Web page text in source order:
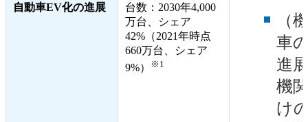
自動車EV化の進展
台数：2030年4,000
万台、シェア
42%（2021年時点
660万台、シェア
9%）
※1
（
車
進
機
け